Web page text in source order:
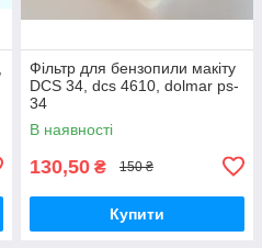
Фільтр для бензопили макіту
DCS 34, dcs 4610, dolmar ps-
34
В наявності
130,50 ₴ 150 ₴
Купити